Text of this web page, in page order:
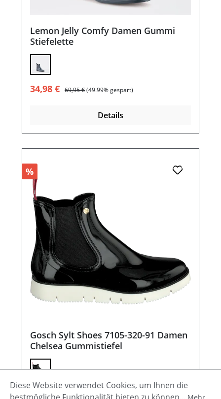
Lemon Jelly Comfy Damen Gummi
Stiefelette
Verkaufspreis:
34,98 € Regulärer Preis:
69,95 €(49.99% gespart)
Details
%
Gosch Sylt Shoes 7105-320-91 Damen
Chelsea Gummistiefel
Verkaufspreis:
41,97 € Regulärer Preis:
69,95 € (40% gespart)
Diese Website verwendet Cookies, um Ihnen die